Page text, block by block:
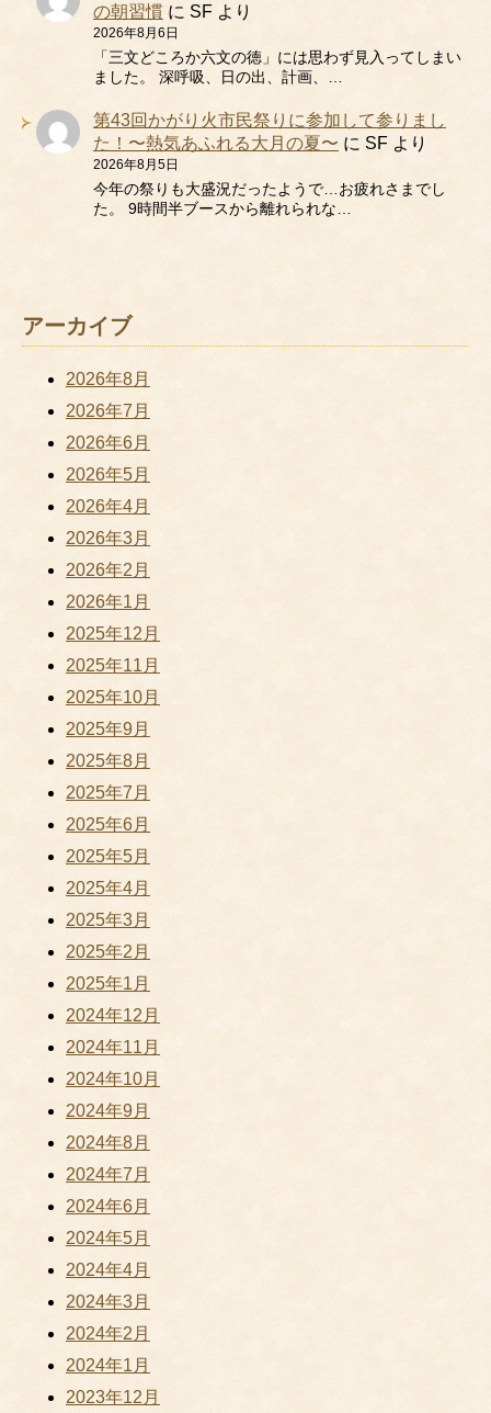
の朝習慣 に SF より
2026年8月6日
「三文どころか六文の徳」には思わず見入ってしまい
ました。 深呼吸、日の出、計画、…
第43回かがり火市民祭りに参加して参りまし
た！〜熱気あふれる大月の夏〜 に SF より
2026年8月5日
今年の祭りも大盛況だったようで…お疲れさまでし
た。 9時間半ブースから離れられな…
アーカイブ
2026年8月
2026年7月
2026年6月
2026年5月
2026年4月
2026年3月
2026年2月
2026年1月
2025年12月
2025年11月
2025年10月
2025年9月
2025年8月
2025年7月
2025年6月
2025年5月
2025年4月
2025年3月
2025年2月
2025年1月
2024年12月
2024年11月
2024年10月
2024年9月
2024年8月
2024年7月
2024年6月
2024年5月
2024年4月
2024年3月
2024年2月
2024年1月
2023年12月